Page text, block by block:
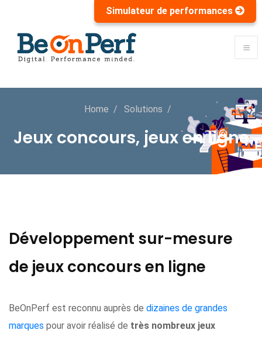
Simulateur de performances
Home Solutions
Jeux concours, jeux en ligne
Développement sur-mesure
de jeux concours en ligne
BeOnPerf est reconnu auprès de dizaines de grandes
marques pour avoir réalisé de très nombreux jeux